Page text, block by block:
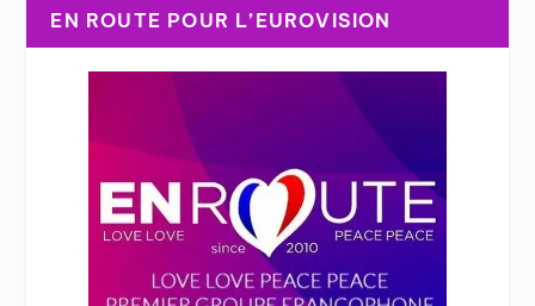
EN ROUTE POUR L’EUROVISION